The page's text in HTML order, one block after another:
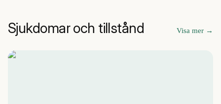
Sjukdomar och tillstånd Visa mer →